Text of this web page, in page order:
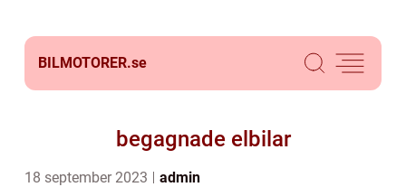
BILMOTORER.se
begagnade elbilar
18 september 2023 admin